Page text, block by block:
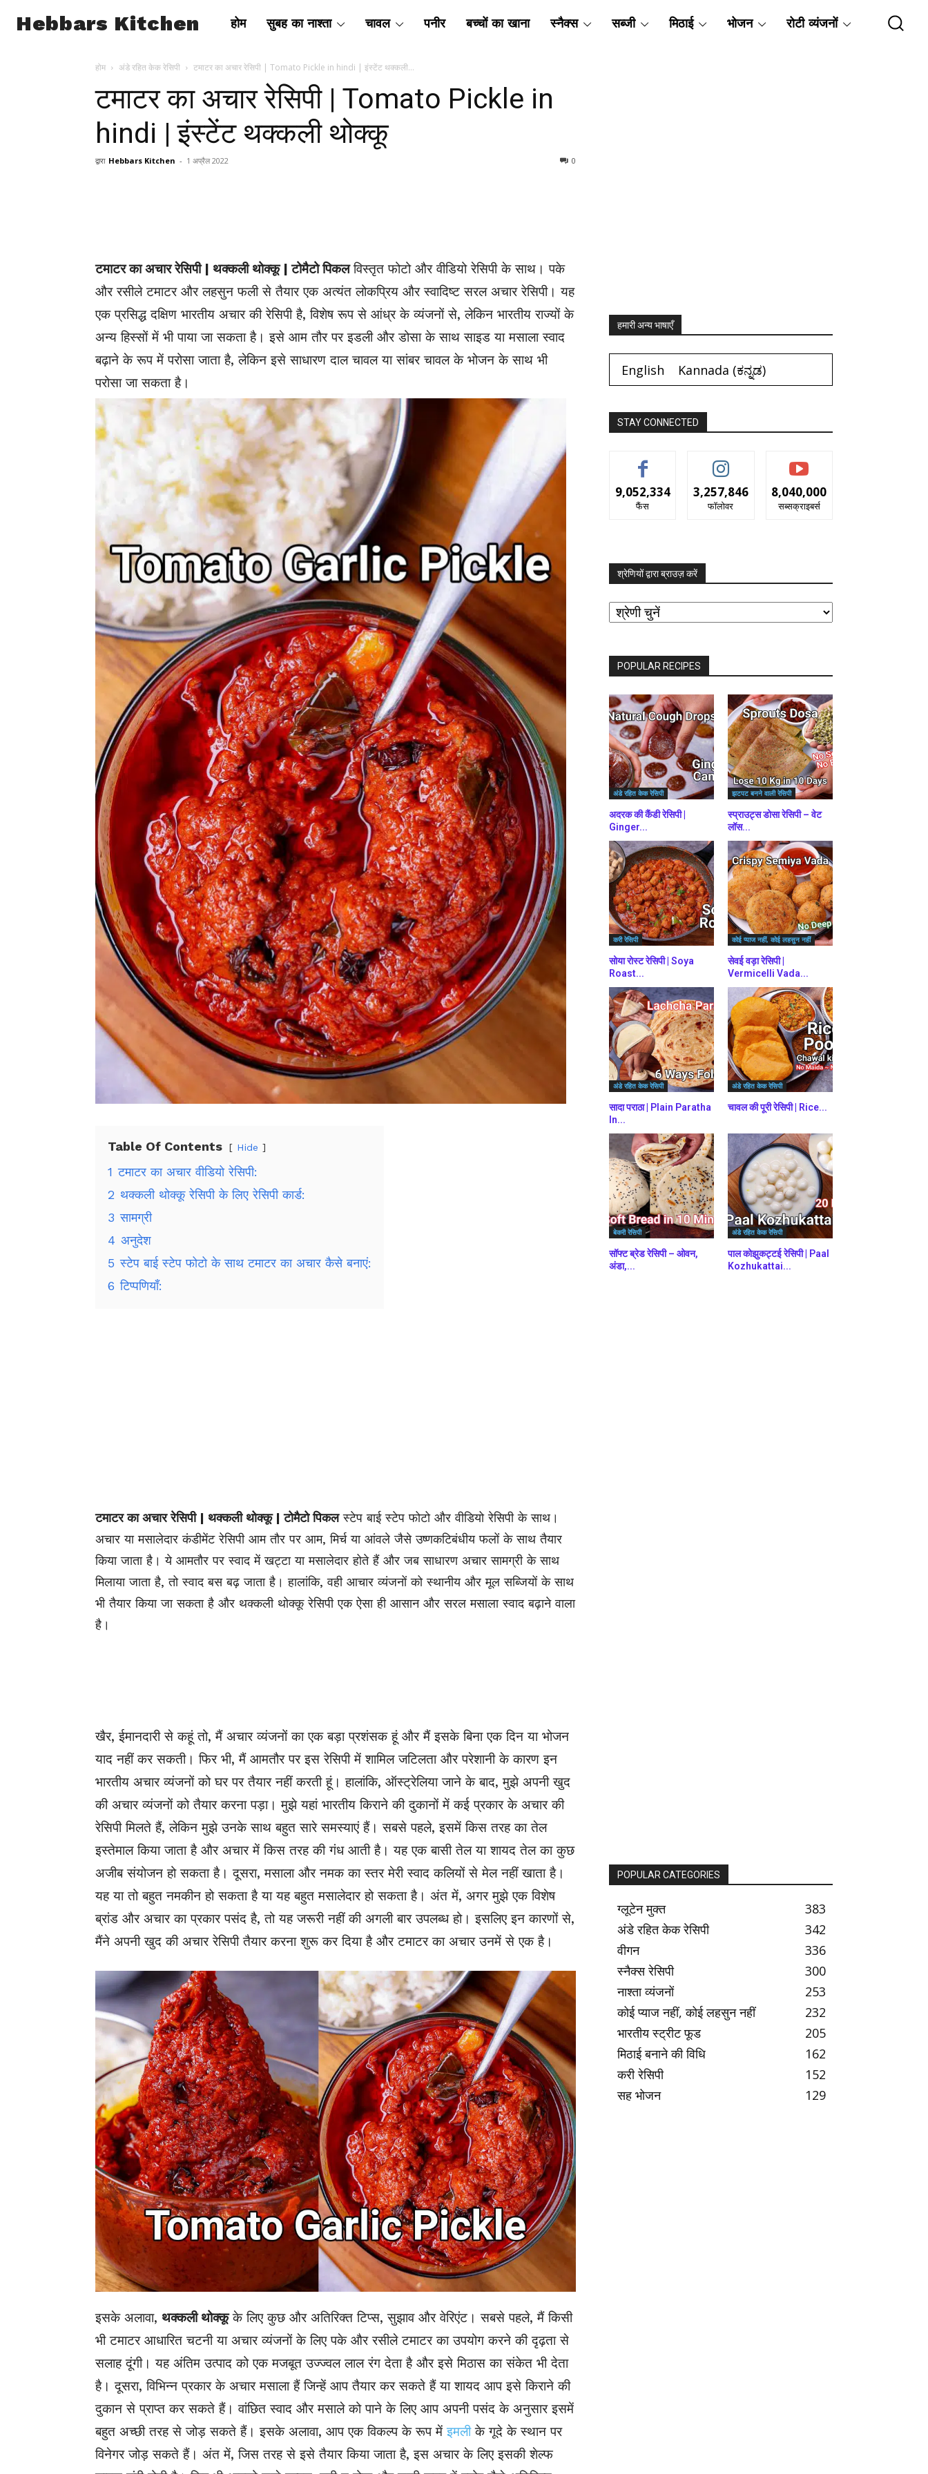
Hebbars Kitchen होम सुबह का नाश्ता चावल पनीर बच्चों का खाना स्नैक्स सब्जी मिठाई भोजन रोटी व्यंजनों
होम अंडे रहित केक रेसिपी टमाटर का अचार रेसिपी | Tomato Pickle in hindi | इंस्टेंट थक्कली...
टमाटर का अचार रेसिपी | Tomato Pickle in
hindi | इंस्टेंट थक्कली थोक्कू
द्वारा Hebbars Kitchen - 1 अप्रैल 2022 0
टमाटर का अचार रेसिपी | थक्कली थोक्कू | टोमैटो पिकलविस्तृत फोटो और वीडियो रेसिपी के साथ। पके
और रसीले टमाटर और लहसुन फली से तैयार एक अत्यंत लोकप्रिय और स्वादिष्ट सरल अचार रेसिपी। यह
एक प्रसिद्ध दक्षिण भारतीय अचार की रेसिपी है, विशेष रूप से आंध्र के व्यंजनों से, लेकिन भारतीय राज्यों के
अन्य हिस्सों में भी पाया जा सकता है। इसे आम तौर पर इडली और डोसा के साथ साइड या मसाला स्वाद
बढ़ाने के रूप में परोसा जाता है, लेकिन इसे साधारण दाल चावल या सांबर चावल के भोजन के साथ भी
परोसा जा सकता है।
Table Of Contents Hide
1 टमाटर का अचार वीडियो रेसिपी:
2 थक्कली थोक्कू रेसिपी के लिए रेसिपी कार्ड:
3 सामग्री
4 अनुदेश
5 स्टेप बाई स्टेप फोटो के साथ टमाटर का अचार कैसे बनाएं:
6 टिप्पणियाँ:
टमाटर का अचार रेसिपी | थक्कली थोक्कू | टोमैटो पिकलस्टेप बाई स्टेप फोटो और वीडियो रेसिपी के साथ।
अचार या मसालेदार कंडीमेंट रेसिपी आम तौर पर आम, मिर्च या आंवले जैसे उष्णकटिबंधीय फलों के साथ तैयार
किया जाता है। ये आमतौर पर स्वाद में खट्टा या मसालेदार होते हैं और जब साधारण अचार सामग्री के साथ
मिलाया जाता है, तो स्वाद बस बढ़ जाता है। हालांकि, वही आचार व्यंजनों को स्थानीय और मूल सब्जियों के साथ
भी तैयार किया जा सकता है और थक्कली थोक्कू रेसिपी एक ऐसा ही आसान और सरल मसाला स्वाद बढ़ाने वाला
है।
खैर, ईमानदारी से कहूं तो, मैं अचार व्यंजनों का एक बड़ा प्रशंसक हूं और मैं इसके बिना एक दिन या भोजन
याद नहीं कर सकती। फिर भी, मैं आमतौर पर इस रेसिपी में शामिल जटिलता और परेशानी के कारण इन
भारतीय अचार व्यंजनों को घर पर तैयार नहीं करती हूं। हालांकि, ऑस्ट्रेलिया जाने के बाद, मुझे अपनी खुद
की अचार व्यंजनों को तैयार करना पड़ा। मुझे यहां भारतीय किराने की दुकानों में कई प्रकार के अचार की
रेसिपी मिलते हैं, लेकिन मुझे उनके साथ बहुत सारे समस्याएं हैं। सबसे पहले, इसमें किस तरह का तेल
इस्तेमाल किया जाता है और अचार में किस तरह की गंध आती है। यह एक बासी तेल या शायद तेल का कुछ
अजीब संयोजन हो सकता है। दूसरा, मसाला और नमक का स्तर मेरी स्वाद कलियों से मेल नहीं खाता है।
यह या तो बहुत नमकीन हो सकता है या यह बहुत मसालेदार हो सकता है। अंत में, अगर मुझे एक विशेष
ब्रांड और अचार का प्रकार पसंद है, तो यह जरूरी नहीं की अगली बार उपलब्ध हो। इसलिए इन कारणों से,
मैंने अपनी खुद की अचार रेसिपी तैयार करना शुरू कर दिया है और टमाटर का अचार उनमें से एक है।
इसके अलावा, थक्कली थोक्कूके लिए कुछ और अतिरिक्त टिप्स, सुझाव और वेरिएंट। सबसे पहले, मैं किसी
भी टमाटर आधारित चटनी या अचार व्यंजनों के लिए पके और रसीले टमाटर का उपयोग करने की दृढ़ता से
सलाह दूंगी। यह अंतिम उत्पाद को एक मजबूत उज्ज्वल लाल रंग देता है और इसे मिठास का संकेत भी देता
है। दूसरा, विभिन्न प्रकार के अचार मसाला हैं जिन्हें आप तैयार कर सकते हैं या शायद आप इसे किराने की
दुकान से प्राप्त कर सकते हैं। वांछित स्वाद और मसाले को पाने के लिए आप अपनी पसंद के अनुसार इसमें
बहुत अच्छी तरह से जोड़ सकते हैं। इसके अलावा, आप एक विकल्प के रूप मेंइमलीके गूदे के स्थान पर
विनेगर जोड़ सकते हैं। अंत में, जिस तरह से इसे तैयार किया जाता है, इस अचार के लिए इसकी शेल्फ
हमारी अन्य भाषाएँ
English Kannada (ಕನ್ನಡ)
STAY CONNECTED
9,052,334
फैंस
3,257,846
फॉलोवर
8,040,000
सब्सक्राइबर्स
श्रेणियों द्वारा ब्राउज़ करें
श्रेणियों
द्वारा
ब्राउज़
POPULAR RECIPES
अंडे रहित केक रेसिपी
अदरक की कैंडी रेसिपी |
Ginger...
झटपट बनने वाली रेसिपी
स्प्राउट्स डोसा रेसिपी – वेट
लॉस...
करी रेसिपी
सोया रोस्ट रेसिपी | Soya
Roast...
कोई प्याज नहीं, कोई लहसुन नहीं
सेवई वड़ा रेसिपी |
Vermicelli Vada...
अंडे रहित केक रेसिपी
सादा पराठा | Plain Paratha
In...
अंडे रहित केक रेसिपी
चावल की पूरी रेसिपी | Rice...
बेकरी रेसिपी
सॉफ्ट ब्रेड रेसिपी – ओवन,
अंडा,...
अंडे रहित केक रेसिपी
पाल कोझुकट्टई रेसिपी | Paal
Kozhukattai...
POPULAR CATEGORIES
ग्लूटेन मुक्त
383
अंडे रहित केक रेसिपी
342
वीगन
336
स्नैक्स रेसिपी
300
नाश्ता व्यंजनों
253
कोई प्याज नहीं, कोई लहसुन नहीं
232
भारतीय स्ट्रीट फूड
205
मिठाई बनाने की विधि
162
करी रेसिपी
152
सह भोजन
129